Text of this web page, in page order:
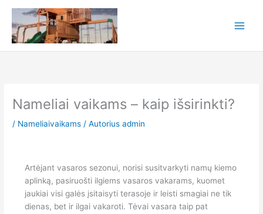
turinio
Nameliai vaikams – kaip išsirinkti?
/ Nameliaivaikams / Autorius admin
Artėjant vasaros sezonui, norisi susitvarkyti namų kiemo
aplinką, pasiruošti ilgiems vasaros vakarams, kuomet
jaukiai visi galės įsitaisyti terasoje ir leisti smagiai ne tik
dienas, bet ir ilgai vakaroti. Tėvai vasara taip pat